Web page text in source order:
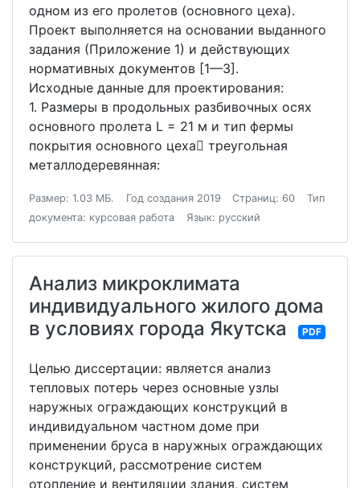
одном из его пролетов (основного цеха).
Проект выполняется на основании выданного
задания (Приложение 1) и действующих
нормативных документов [1—3].
Исходные данные для проектирования:
1. Размеры в продольных разбивочных осях
основного пролета L = 21 м и тип фермы
покрытия основного цеха треугольная
металлодеревянная:
Размер: 1.03 МБ. Год создания 2019 Страниц: 60
Тип
документа: курсовая работа
Язык: русский
Анализ микроклимата
индивидуального жилого дома
в условиях города Якутска
PDF
Целью диссертации: является анализ
тепловых потерь через основные узлы
наружных ограждающих конструкций в
индивидуальном частном доме при
применении бруса в наружных ограждающих
конструкций, рассмотрение систем
отопление и вентиляции здания, систем